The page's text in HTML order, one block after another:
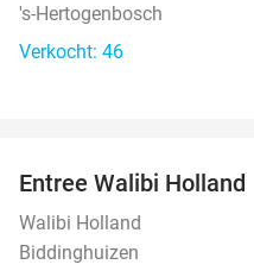
's-Hertogenbosch
Verkocht: 46
Entree Walibi Holland
Walibi Holland
Biddinghuizen